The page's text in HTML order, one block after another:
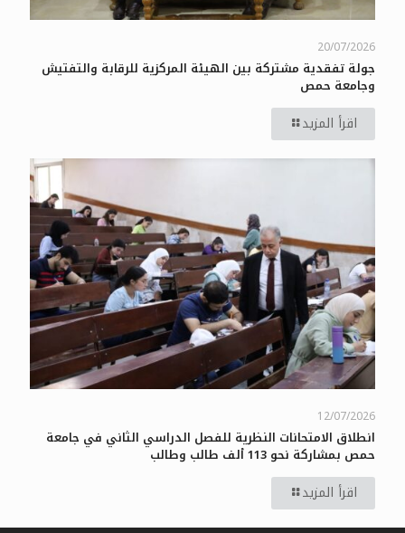
20/07/2026
جولة تفقدية مشتركة بين الهيئة المركزية للرقابة والتفتيش
وجامعة حمص
اقرأ المزيد
12/07/2026
انطلاق الامتحانات النظرية للفصل الدراسي الثاني في جامعة
حمص بمشاركة نحو 113 ألف طالب وطالب
اقرأ المزيد